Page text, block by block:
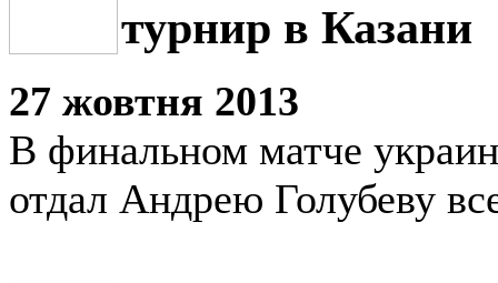
турнир в Казани
27 жовтня 2013
В финальном матче
отдал Андрею Голубеву